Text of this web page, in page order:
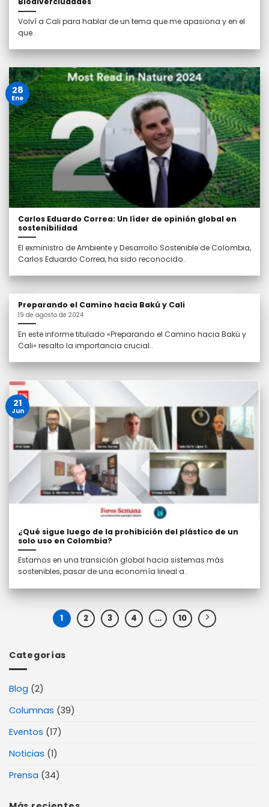
Categorías
Blog (2)
Columnas (39)
Eventos (17)
Noticias (1)
Prensa (34)
Volví a Cali para hablar de un tema que me apasiona y en el
que..
Carlos Eduardo Correa: Un líder de opinión global en
sostenibilidad
El exministro de Ambiente y Desarrollo Sostenible de Colombia,
Carlos Eduardo Correa, ha sido reconocido..
28
Ene
Preparando el Camino hacia Bakú y Cali
19 de agosto de 2024
En este informe titulado «Preparando el Camino hacia Bakú y
Cali» resalto la importancia crucial..
¿Qué sigue luego de la prohibición del plástico de un
solo uso en Colombia?
Estamos en una transición global hacia sistemas más
sostenibles, pasar de una economía lineal a..
21
Jun
1 2 3 4 … 10